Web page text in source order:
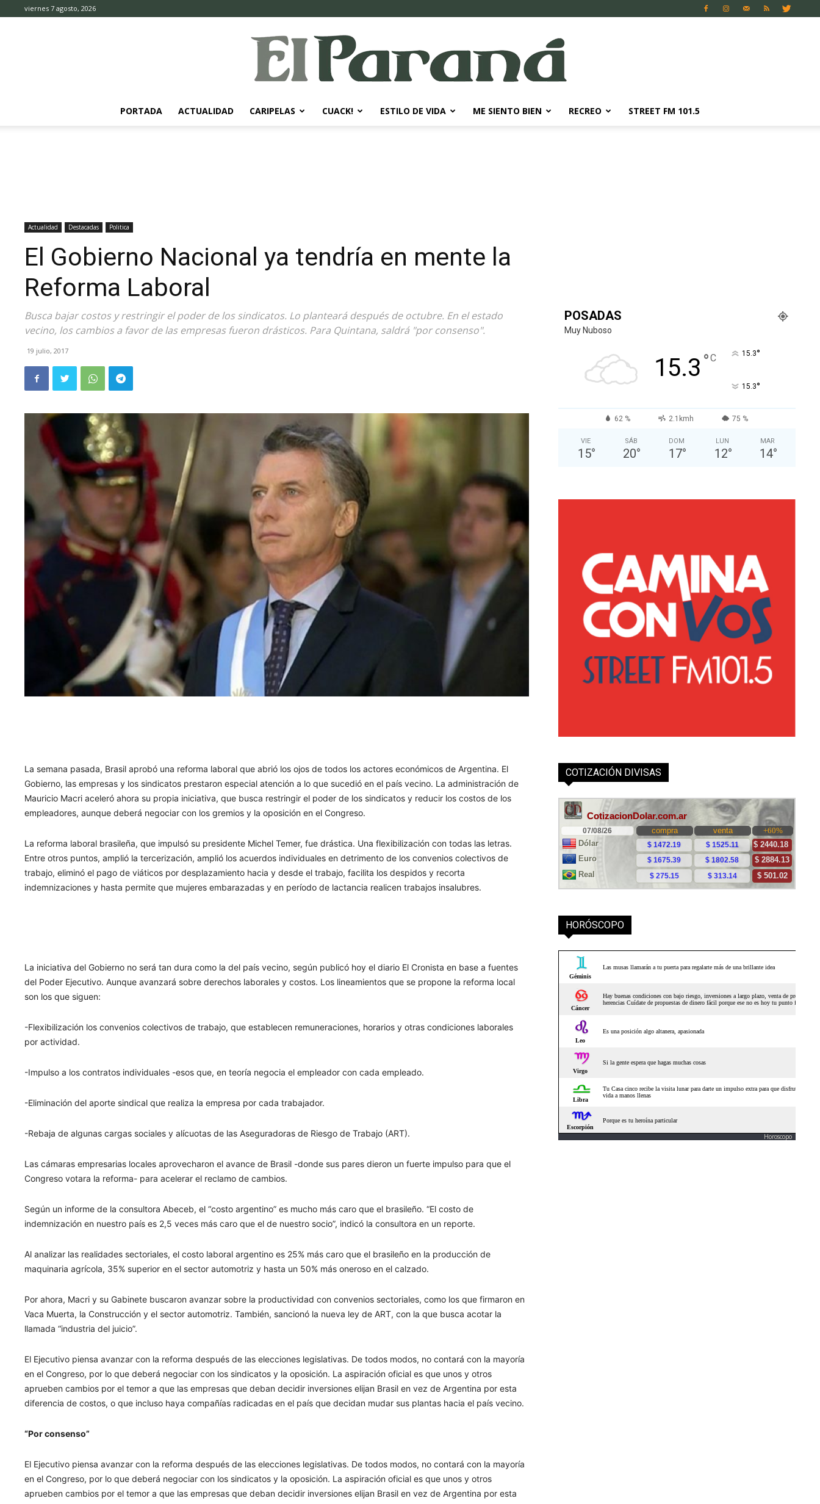
viernes 7 agosto, 2026
PORTADA ACTUALIDAD CARIPELAS CUACK! ESTILO DE VIDA ME SIENTO BIEN RECREO STREET FM 101.5
Actualidad Destacadas Politica
El Gobierno Nacional ya tendría en mente la
Reforma Laboral
Busca bajar costos y restringir el poder de los sindicatos. Lo planteará después de octubre. En el estado
vecino, los cambios a favor de las empresas fueron drásticos. Para Quintana, saldrá "por consenso".
19 julio, 2017
La semana pasada, Brasil aprobó una reforma laboral que abrió los ojos de todos los actores económicos de Argentina. El
Gobierno, las empresas y los sindicatos prestaron especial atención a lo que sucedió en el país vecino. La administración de
Mauricio Macri aceleró ahora su propia iniciativa, que busca restringir el poder de los sindicatos y reducir los costos de los
empleadores, aunque deberá negociar con los gremios y la oposición en el Congreso.
La reforma laboral brasileña, que impulsó su presidente Michel Temer, fue drástica. Una flexibilización con todas las letras.
Entre otros puntos, amplió la tercerización, amplió los acuerdos individuales en detrimento de los convenios colectivos de
trabajo, eliminó el pago de viáticos por desplazamiento hacia y desde el trabajo, facilita los despidos y recorta
indemnizaciones y hasta permite que mujeres embarazadas y en período de lactancia realicen trabajos insalubres.
La iniciativa del Gobierno no será tan dura como la del país vecino, según publicó hoy el diario El Cronista en base a fuentes
del Poder Ejecutivo. Aunque avanzará sobre derechos laborales y costos. Los lineamientos que se propone la reforma local
son los que siguen:
-Flexibilización los convenios colectivos de trabajo, que establecen remuneraciones, horarios y otras condiciones laborales
por actividad.
-Impulso a los contratos individuales -esos que, en teoría negocia el empleador con cada empleado.
-Eliminación del aporte sindical que realiza la empresa por cada trabajador.
-Rebaja de algunas cargas sociales y alícuotas de las Aseguradoras de Riesgo de Trabajo (ART).
Las cámaras empresarias locales aprovecharon el avance de Brasil -donde sus pares dieron un fuerte impulso para que el
Congreso votara la reforma- para acelerar el reclamo de cambios.
Según un informe de la consultora Abeceb, el “costo argentino” es mucho más caro que el brasileño. “El costo de
indemnización en nuestro país es 2,5 veces más caro que el de nuestro socio”, indicó la consultora en un reporte.
Al analizar las realidades sectoriales, el costo laboral argentino es 25% más caro que el brasileño en la producción de
maquinaria agrícola, 35% superior en el sector automotriz y hasta un 50% más oneroso en el calzado.
Por ahora, Macri y su Gabinete buscaron avanzar sobre la productividad con convenios sectoriales, como los que firmaron en
Vaca Muerta, la Construcción y el sector automotriz. También, sancionó la nueva ley de ART, con la que busca acotar la
llamada “industria del juicio”.
El Ejecutivo piensa avanzar con la reforma después de las elecciones legislativas. De todos modos, no contará con la mayoría
en el Congreso, por lo que deberá negociar con los sindicatos y la oposición. La aspiración oficial es que unos y otros
aprueben cambios por el temor a que las empresas que deban decidir inversiones elijan Brasil en vez de Argentina por esta
diferencia de costos, o que incluso haya compañías radicadas en el país que decidan mudar sus plantas hacia el país vecino.
“Por consenso”
El Ejecutivo piensa avanzar con la reforma después de las elecciones legislativas. De todos modos, no contará con la mayoría
en el Congreso, por lo que deberá negociar con los sindicatos y la oposición. La aspiración oficial es que unos y otros
aprueben cambios por el temor a que las empresas que deban decidir inversiones elijan Brasil en vez de Argentina por esta
POSADAS
Muy Nuboso
15.3 °C 15.3°
15.3°
62 % 2.1kmh 75 %
VIE
15°
SÁB
20°
DOM
17°
LUN
12°
MAR
14°
COTIZACIÓN DIVISAS
HORÓSCOPO
Horoscopo